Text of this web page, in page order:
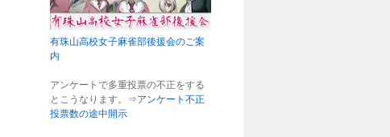
有珠山高校女子麻雀部後援会のご案
内
アンケートで多重投票の不正をする
とこうなります。⇒アンケート不正
投票数の途中開示